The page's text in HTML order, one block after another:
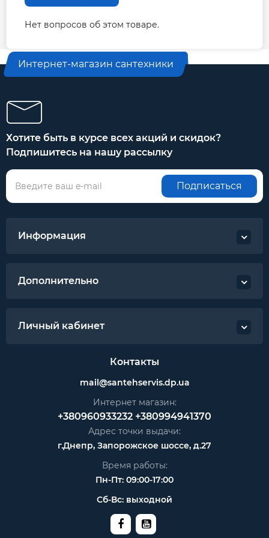
класс нагревостойкости изоляции H
однофазное исполнение с установленным
напряжение питания: 220 В, 50 Гц
режим работы: продолжительный
Нет вопросов об этом товаре.
Интернет-магазин сантехники
Хотите быть в курсе всех акций и скидок?
Подпишитесь на нашу рассылку
Подписаться
Информация
Дополнительно
Личный кабинет
Контакты
mail@santehservis.dp.ua
Интернет магазин:
+380960933232 +380994941370
Адрес точки выдачи:
г.Днепр, Запорожское шоссе, д.27
Время работы:
Пн-Пт: 09:00-17:00
Сб-Вс: выходной